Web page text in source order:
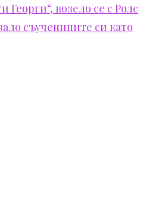
Георги“, возело се с Ролс
съучениците си като